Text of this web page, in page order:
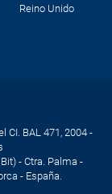
Reino Unido
CI. BAL 471, 2004 -
- Ctra. Palma -
- España.